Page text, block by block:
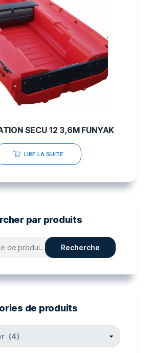
SECU 12 3,6M FUNYAK
LIRE LA SUITE
par produits
Recherche
Recherche
de produits